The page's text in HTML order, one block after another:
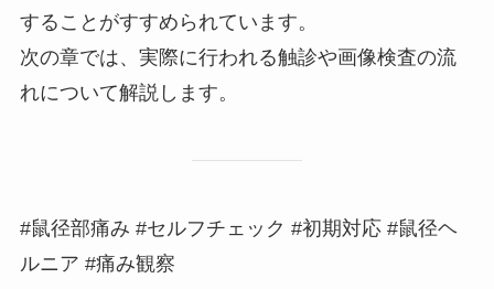
することがすすめられています。
次の章では、実際に行われる触診や画像検査の流
れについて解説します。
#鼠径部痛み #セルフチェック #初期対応 #鼠径ヘ
ルニア #痛み観察